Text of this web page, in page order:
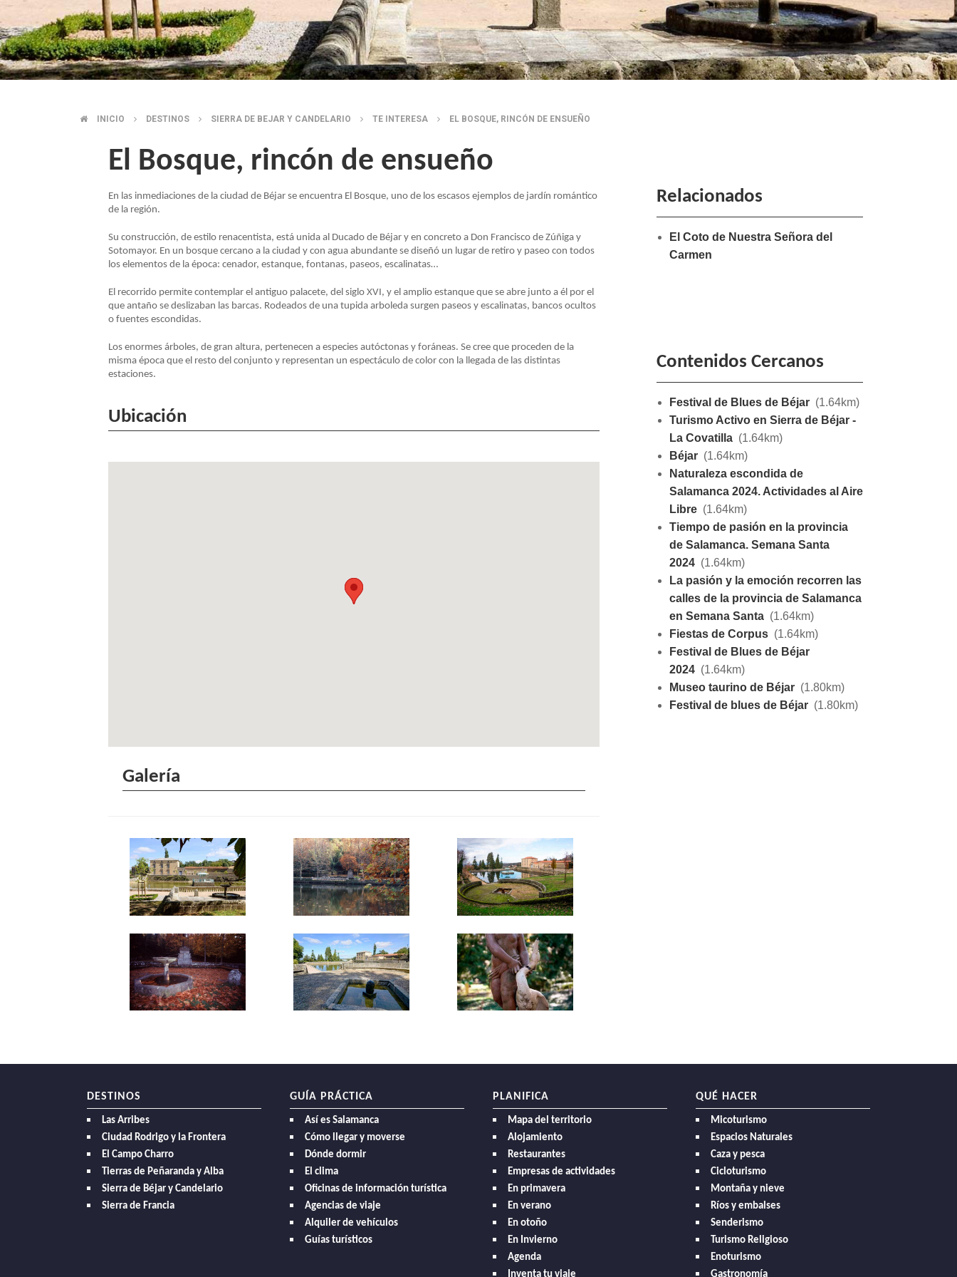
SOBRESCRIBIR
ENLACES
DE
AYUDA
NAVEGACIÓN
INICIO DESTINOS SIERRA DE BEJAR Y CANDELARIO TE INTERESA EL BOSQUE, RINCÓN DE ENSUEÑO
El Bosque, rincón de ensueño
En las inmediaciones de la ciudad de Béjar se encuentra El Bosque, uno de los escasos ejemplos de jardín romántico
de la región.
Su construcción, de estilo renacentista, está unida al Ducado de Béjar y en concreto a Don Francisco de Zúñiga y
Sotomayor. En un bosque cercano a la ciudad y con agua abundante se diseñó un lugar de retiro y paseo con todos
los elementos de la época: cenador, estanque, fontanas, paseos, escalinatas…
El recorrido permite contemplar el antiguo palacete, del siglo XVI, y el amplio estanque que se abre junto a él por el
que antaño se deslizaban las barcas. Rodeados de una tupida arboleda surgen paseos y escalinatas, bancos ocultos
o fuentes escondidas.
Los enormes árboles, de gran altura, pertenecen a especies autóctonas y foráneas. Se cree que proceden de la
misma época que el resto del conjunto y representan un espectáculo de color con la llegada de las distintas
estaciones.
Ubicación
Galería
Relacionados
El Coto de Nuestra Señora del
Carmen
Contenidos Cercanos
Festival de Blues de Béjar (1.64km)
Turismo Activo en Sierra de Béjar -
La Covatilla (1.64km)
Béjar (1.64km)
Naturaleza escondida de
Salamanca 2024. Actividades al Aire
Libre (1.64km)
Tiempo de pasión en la provincia
de Salamanca. Semana Santa
2024 (1.64km)
La pasión y la emoción recorren las
calles de la provincia de Salamanca
en Semana Santa (1.64km)
Fiestas de Corpus (1.64km)
Festival de Blues de Béjar
2024 (1.64km)
Museo taurino de Béjar (1.80km)
Festival de blues de Béjar (1.80km)
DESTINOS
Las Arribes
Ciudad Rodrigo y la Frontera
El Campo Charro
Tierras de Peñaranda y Alba
Sierra de Béjar y Candelario
Sierra de Francia
GUÍA PRÁCTICA
Así es Salamanca
Cómo llegar y moverse
Dónde dormir
El clima
Oficinas de información turística
Agencias de viaje
Alquiler de vehículos
Guías turísticos
PLANIFICA
Mapa del territorio
Alojamiento
Restaurantes
Empresas de actividades
En primavera
En verano
En otoño
En Invierno
Agenda
Inventa tu viaje
QUÉ HACER
Micoturismo
Espacios Naturales
Caza y pesca
Cicloturismo
Montaña y nieve
Ríos y embalses
Senderismo
Turismo Religioso
Enoturismo
Gastronomía